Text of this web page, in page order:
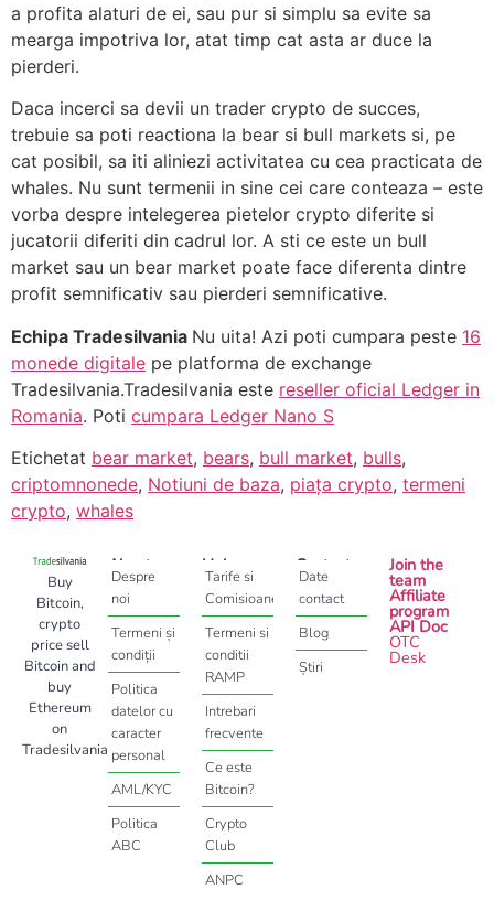
a profita alaturi de ei, sau pur si simplu sa evite sa
mearga impotriva lor, atat timp cat asta ar duce la
pierderi.
Daca incerci sa devii un trader crypto de succes,
trebuie sa poti reactiona la bear si bull markets si, pe
cat posibil, sa iti aliniezi activitatea cu cea practicata de
whales. Nu sunt termenii in sine cei care conteaza – este
vorba despre intelegerea pietelor crypto diferite si
jucatorii diferiti din cadrul lor. A sti ce este un bull
market sau un bear market poate face diferenta dintre
profit semnificativ sau pierderi semnificative.
Echipa Tradesilvania Nu uita! Azi poti cumpara peste 16
monede digitale pe platforma de exchange
Tradesilvania.Tradesilvania este reseller oficial Ledger in
Romania. Poti cumpara Ledger Nano S
Etichetat bear market, bears, bull market, bulls,
criptomnonede, Notiuni de baza, piața crypto, termeni
crypto, whales
Buy
Bitcoin,
crypto
price sell
Bitcoin and
buy
Ethereum
on
Tradesilvania
About
Despre
noi
Termeni și
condiții
Politica
datelor cu
caracter
personal
AML/KYC
Politica
ABC
Help
Tarife si
Comisioane
Termeni si
conditii
RAMP
Intrebari
frecvente
Ce este
Bitcoin?
Crypto
Club
ANPC
Contact
Date
contact
Blog
Știri
Join the
team
Affiliate
program
API Doc
OTC
Desk